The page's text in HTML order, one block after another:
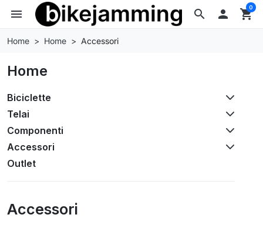
search
menu  shopping_cart
0
Home Home Accessori
Home
Biciclette
Telai
Componenti
Accessori
Outlet
Accessori